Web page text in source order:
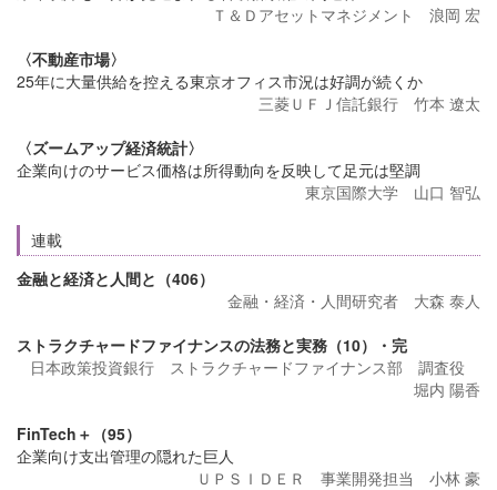
Ｔ＆Ｄアセットマネジメント 浪岡 宏
〈不動産市場〉
25年に大量供給を控える東京オフィス市況は好調が続くか
三菱ＵＦＪ信託銀行 竹本 遼太
〈ズームアップ経済統計〉
企業向けのサービス価格は所得動向を反映して足元は堅調
東京国際大学 山口 智弘
連載
金融と経済と人間と（406）
金融・経済・人間研究者 大森 泰人
ストラクチャードファイナンスの法務と実務（10）・完
日本政策投資銀行 ストラクチャードファイナンス部 調査役
堀内 陽香
FinTech＋（95）
企業向け支出管理の隠れた巨人
ＵＰＳＩＤＥＲ 事業開発担当 小林 豪